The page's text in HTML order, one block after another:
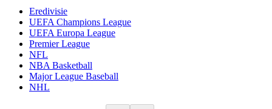
Eredivisie
UEFA Champions League
UEFA Europa League
Premier League
NFL
NBA Basketball
Major League Baseball
NHL